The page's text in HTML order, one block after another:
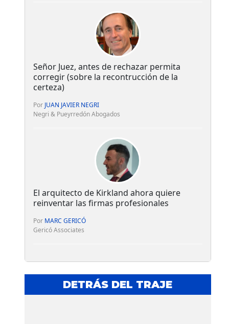
Señor Juez, antes de rechazar permita
corregir (sobre la recontrucción de la
certeza)
Por JUAN JAVIER NEGRI
Negri & Pueyrredón Abogados
El arquitecto de Kirkland ahora quiere
reinventar las firmas profesionales
Por MARC GERICÓ
Gericó Associates
DETRÁS DEL TRAJE